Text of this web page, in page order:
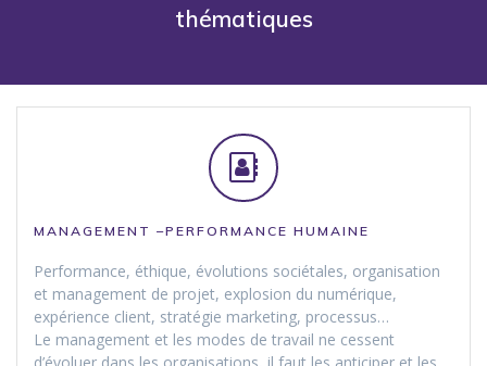
thématiques
MANAGEMENT –PERFORMANCE HUMAINE
Performance, éthique, évolutions sociétales, organisation
et management de projet, explosion du numérique,
expérience client, stratégie marketing, processus…
Le management et les modes de travail ne cessent